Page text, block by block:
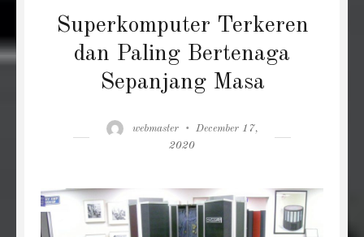
Superkomputer Terkeren
dan Paling Bertenaga
Sepanjang Masa
Author
webmaster
Posted
on
December 17,
2020